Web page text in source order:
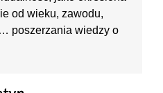
od wieku, zawodu,
poszerzania wiedzy o